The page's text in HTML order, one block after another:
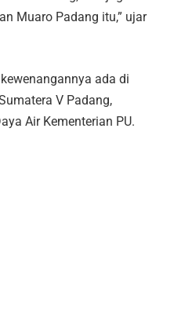
Muaro Padang itu,” ujar
ada di
V Padang,
Air Kementerian PU.